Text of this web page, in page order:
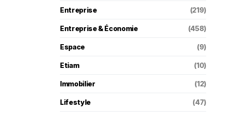
Entreprise (219)
Entreprise & Économie (458)
Espace (9)
Etiam (10)
Immobilier (12)
Lifestyle (47)